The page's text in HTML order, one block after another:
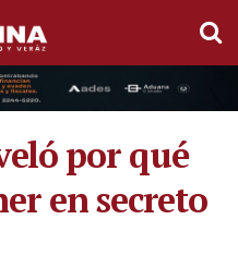
por qué
en secreto